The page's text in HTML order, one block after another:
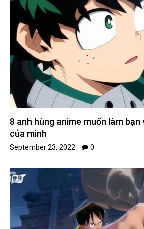
8 anh hùng anime muốn làm
của mình
September 23, 2022 0